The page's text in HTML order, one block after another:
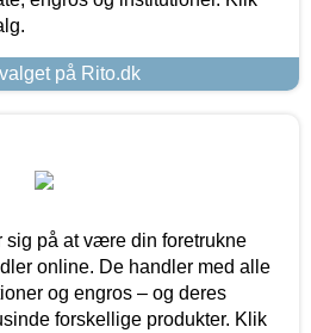
på Rito.dk
på at være din foretrukne
online. De handler med alle
og engros – og deres
forskellige produkter. Klik